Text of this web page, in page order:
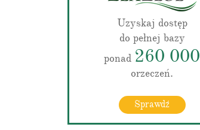
Uzyskaj dostęp
do pełnej bazy
ponad 260 000
orzeczeń.
Sprawdź